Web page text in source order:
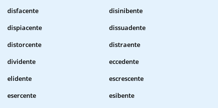
disfacente
disinibente
dispiacente
dissuadente
distorcente
distraente
dividente
eccedente
elidente
escrescente
esercente
esibente